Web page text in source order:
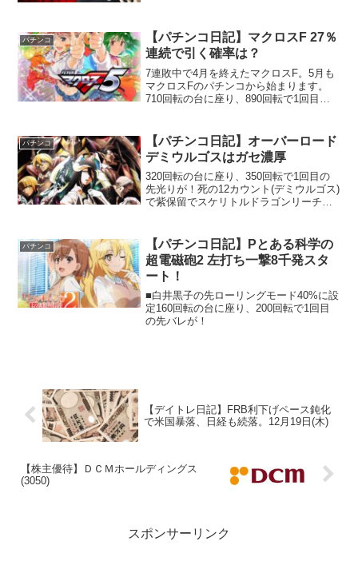
パチンコ
【パチンコ日記】マクロスF 27％
連続で引く確率は？
7連敗中で4月を終えたマクロスF。5月も
マクロスFのパチンコから始まります。
710回転の台に座り、890回転で1回目の
パチンコ
【パチンコ日記】オーバーロード
デミウルゴスはガセ濃厚
320回転の台に座り、350回転で1回目の
先光りが！死の12カウント(デミウルゴス)
で紫保留でスケリトルドラゴンリーチ発
パチンコ
【パチンコ日記】Pとある科学の
超電磁砲2 左打ち一撃8千発スタ
ート！
■白井黒子の先ローリングモード40%に設
定160回転の台に座り、200回転で1回目
の先バレが！
【デイトレ日記】FRB利下げペース鈍化
で米国暴落、日経も続落。12月19日(木)
【株主優待】ＤＣＭホールディングス
(3050)
スポンサーリンク